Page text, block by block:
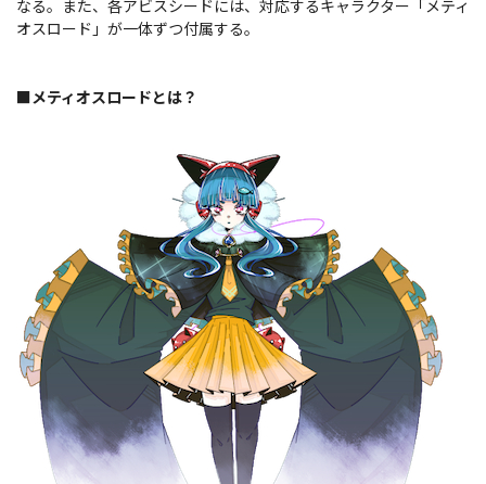
なる。また、各アビスシードには、対応するキャラクター「メティ
オスロード」が一体ずつ付属する。
■メティオスロードとは？